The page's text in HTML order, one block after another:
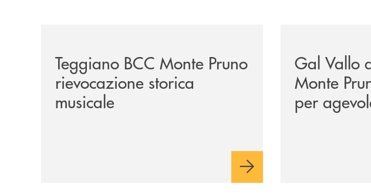
Teggiano BCC Monte Pruno
rievocazione storica
musicale
Gal Vallo
Monte
per